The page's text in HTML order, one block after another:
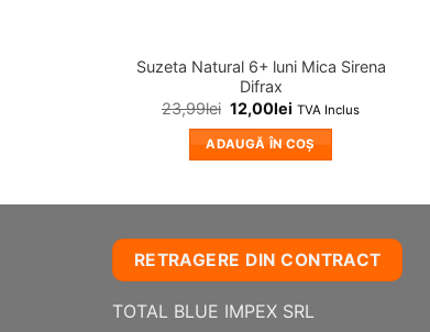
Suzeta Natural 6+ luni Mica Sirena
Difrax
23,99lei 12,00lei TVA Inclus
ADAUGĂ ÎN COȘ
RETRAGERE DIN CONTRACT
TOTAL BLUE IMPEX SRL